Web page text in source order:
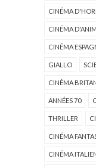
CINÉMA
CINÉMA
CINÉMA
GIALLO
CINÉMA
ANNÉES 70
THRILLER
CINÉMA
CINÉMA